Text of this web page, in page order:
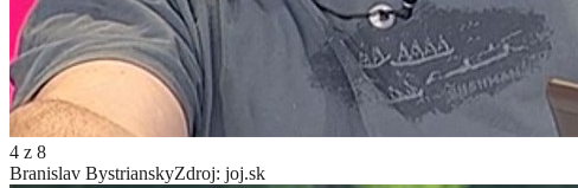
4 z 8
Branislav BystrianskyZdroj: joj.sk